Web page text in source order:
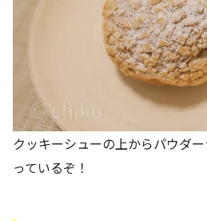
クッキーシューの上からパウダ
っているぞ！